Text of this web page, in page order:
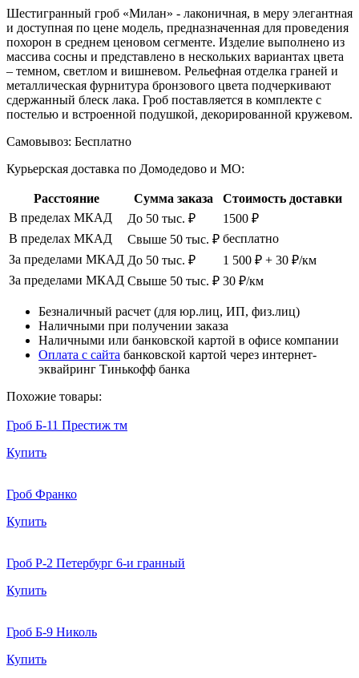
Шестигранный гроб «Милан» - лаконичная, в меру элегантная
и доступная по цене модель, предназначенная для проведения
похорон в среднем ценовом сегменте. Изделие выполнено из
массива сосны и представлено в нескольких вариантах цвета
– темном, светлом и вишневом. Рельефная отделка граней и
металлическая фурнитура бронзового цвета подчеркивают
сдержанный блеск лака. Гроб поставляется в комплекте с
постелью и встроенной подушкой, декорированной кружевом.
Самовывоз: Бесплатно
Курьерская доставка по Домодедово и МО:
Расстояние Сумма заказа
Стоимость доставки
В пределах МКАД
До 50 тыс. ₽
1500 ₽
В пределах МКАД
Свыше 50 тыс. ₽ бесплатно
За пределами МКАД До 50 тыс. ₽
1 500 ₽ + 30 ₽/км
За пределами МКАД Свыше 50 тыс. ₽ 30 ₽/км
Безналичный расчет (для юр.лиц, ИП, физ.лиц)
Наличными при получении заказа
Наличными или банковской картой в офисе компании
Оплата с сайта банковской картой через интернет-
эквайринг Тинькофф банка
Похожие товары:
Гроб Б-11 Престиж тм
Купить
Гроб Франко
Купить
Гроб Р-2 Петербург 6-и гранный
Купить
Гроб Б-9 Николь
Купить